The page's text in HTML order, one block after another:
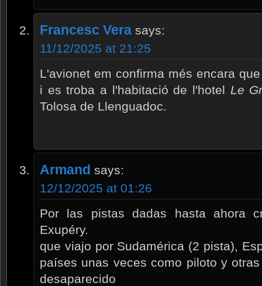
Francesc Vera says:
11/12/2025 at 21:25
L'avionet em confirma més encara
i es troba a l'habitació de l'hotel Le
Tolosa de Llenguadoc.
Armand says:
12/12/2025 at 01:26
Por las pistas dadas hasta ahora
Exupéry.
que viajo por Sudamérica (2 pista),
países unas veces como piloto y
desaparecido